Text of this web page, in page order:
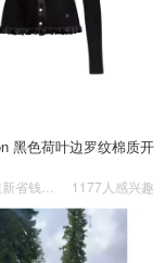
黑色荷叶边罗纹棉质开
1177人感兴趣